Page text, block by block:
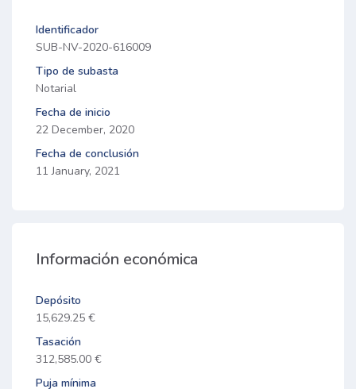
Identificador
SUB-NV-2020-616009
Tipo de subasta
Notarial
Fecha de inicio
22 December, 2020
Fecha de conclusión
11 January, 2021
Información económica
Depósito
15,629.25 €
Tasación
312,585.00 €
Puja mínima